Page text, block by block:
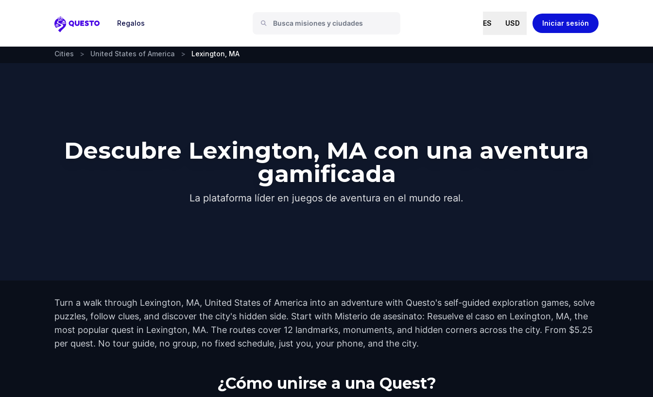
Questo
Regalos ES USD Iniciar sesión
Cities > United States of America > Lexington, MA
Descubre Lexington, MA con una aventura
gamificada
La plataforma líder en juegos de aventura en el mundo real.
Turn a walk through Lexington, MA, United States of America into an adventure with Questo's self-guided exploration games, solve
puzzles, follow clues, and discover the city's hidden side. Start with Misterio de asesinato: Resuelve el caso en Lexington, MA, the
most popular quest in Lexington, MA. The routes cover 12 landmarks, monuments, and hidden corners across the city. From $5.25
per quest. No tour guide, no group, no fixed schedule, just you, your phone, and the city.
¿Cómo unirse a una Quest?